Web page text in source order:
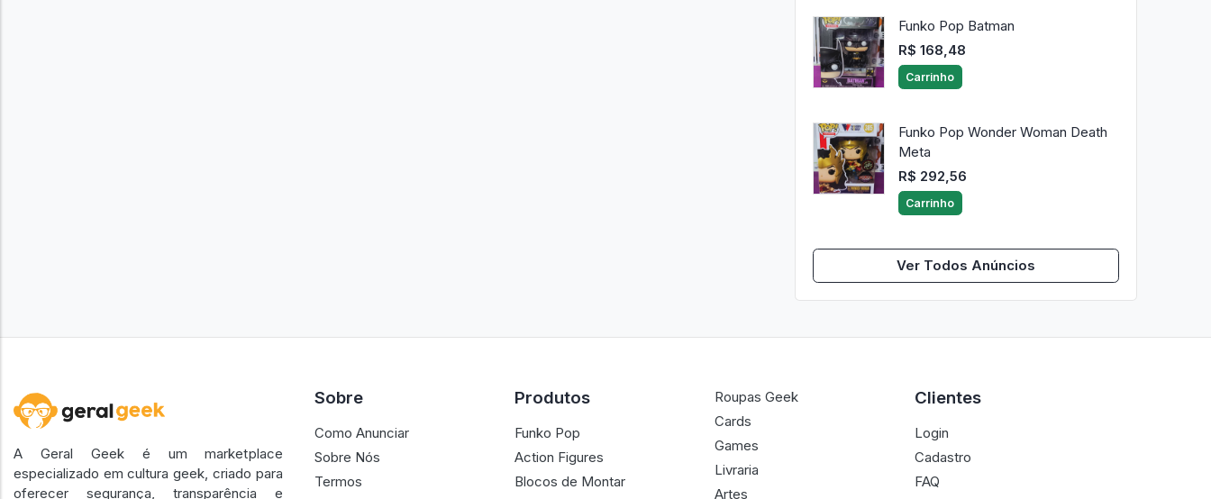
Funko Pop Batman
R$ 168,48
Carrinho
Funko Pop Wonder Woman Death
Meta
R$ 292,56
Carrinho
Ver Todos Anúncios
A Geral Geek é um marketplace
especializado em cultura geek, criado para
oferecer segurança, transparência e
Sobre
Como Anunciar
Sobre Nós
Termos
Produtos
Funko Pop
Action Figures
Blocos de Montar
Roupas Geek
Cards
Games
Livraria
Artes
Clientes
Login
Cadastro
FAQ